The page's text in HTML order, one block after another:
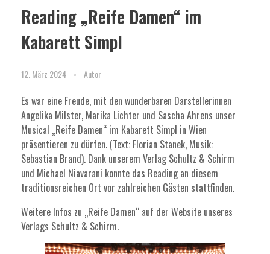
Reading „Reife Damen“ im
Kabarett Simpl
12. März 2024 Autor
Es war eine Freude, mit den wunderbaren Darstellerinnen
Angelika Milster, Marika Lichter und Sascha Ahrens unser
Musical „Reife Damen“ im Kabarett Simpl in Wien
präsentieren zu dürfen. (Text: Florian Stanek, Musik:
Sebastian Brand). Dank unserem Verlag Schultz & Schirm
und Michael Niavarani konnte das Reading an diesem
traditionsreichen Ort vor zahlreichen Gästen stattfinden.
Weitere Infos zu „Reife Damen“ auf der Website unseres
Verlags Schultz & Schirm.